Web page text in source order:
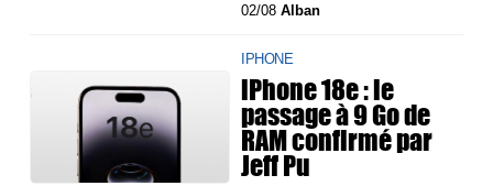
02/08Alban
IPHONE
iPhone 18e : le
passage à 9 Go de
RAM confirmé par
Jeff Pu